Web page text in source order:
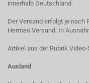
innerhalb Deutschland.
Der Versand erfolgt je nach
Hermes Versand. In
Artikel aus der Rubrik
Ausland